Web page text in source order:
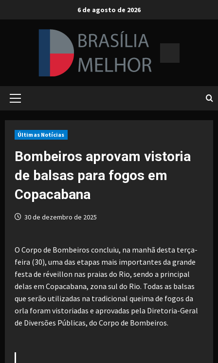
6 de agosto de 2026
Primary
Últimas Notícias
Bombeiros aprovam vistoria
de balsas para fogos em
Copacabana
30 de dezembro de 2025
O Corpo de Bombeiros concluiu, na manhã desta terça-
feira (30), uma das etapas mais importantes da grande
festa de réveillon nas praias do Rio, sendo a principal
delas em Copacabana, zona sul do Rio. Todas as balsas
que serão utilizadas na tradicional queima de fogos da
orla foram vistoriadas e aprovadas pela Diretoria-Geral
de Diversões Públicas, do Corpo de Bombeiros.